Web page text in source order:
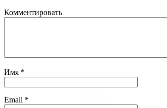
Комментировать
Имя *
Email *